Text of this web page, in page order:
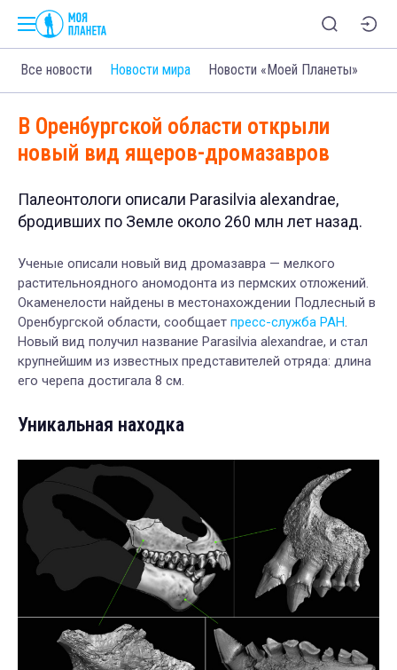
Все новости Новости мира Новости «Моей Планеты»
В Оренбургской области открыли
новый вид ящеров-дромазавров
Палеонтологи описали Parasilvia alexandrae,
бродивших по Земле около 260 млн лет назад.
Ученые описали новый вид дромазавра — мелкого
растительноядного аномодонта из пермских отложений.
Окаменелости найдены в местонахождении Подлесный в
Оренбургской области, сообщает пресс-служба РАН.
Новый вид получил название Parasilvia alexandrae, и стал
крупнейшим из известных представителей отряда: длина
его черепа достигала 8 см.
Уникальная находка